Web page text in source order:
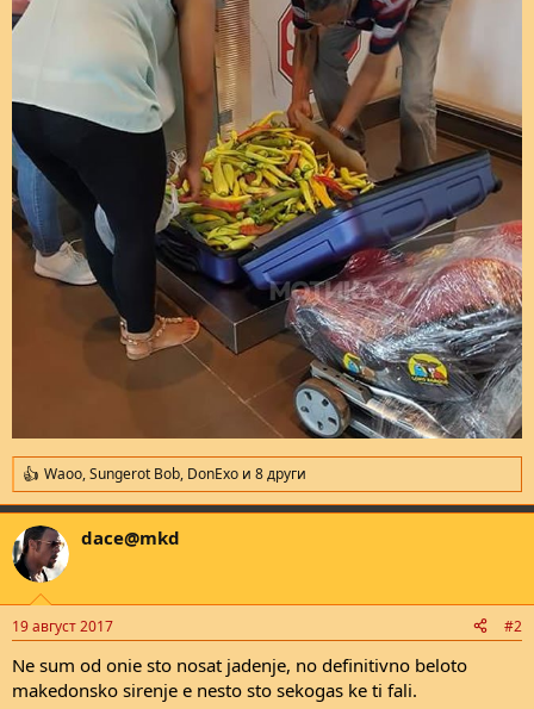
R
e
a
c
t
i
s
Waoo,Sungerot Bob, DonExo и 8 други
dace@mkd
19 август 2017 #2
Ne sum od onie sto nosat jadenje, no definitivno beloto
makedonsko sirenje e nesto sto sekogas ke ti fali.